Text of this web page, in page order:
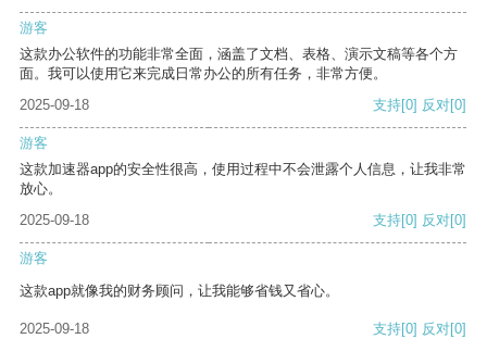
游客
这款办公软件的功能非常全面，涵盖了文档、表格、演示文稿等各个方
面。我可以使用它来完成日常办公的所有任务，非常方便。
2025-09-18
支持[0] 反对[0]
游客
这款加速器app的安全性很高，使用过程中不会泄露个人信息，让我非常
放心。
2025-09-18
支持[0] 反对[0]
游客
这款app就像我的财务顾问，让我能够省钱又省心。
2025-09-18 支持[0] 反对[0]